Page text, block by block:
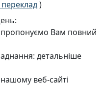
)
Вам повний
детальніше
веб-сайті